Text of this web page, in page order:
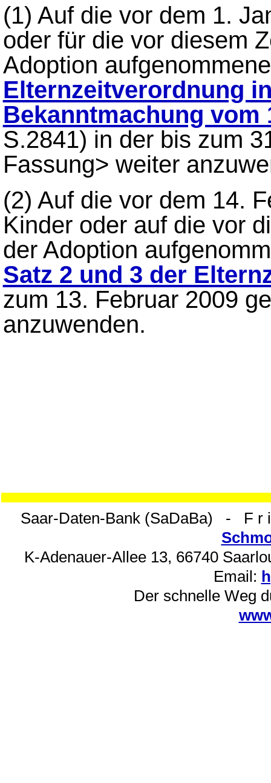
(1) Auf die vor dem 1.
oder für die vor diesem
Adoption
Elternzeitverordnung
Bekanntmachung vom
S.2841) in der bis zum
Fassung> weiter
(2) Auf die vor dem 14.
Kinder oder auf die vor
der Adoption
Satz 2 und 3 der
zum 13. Februar 2009
anzuwenden.
Saar-Daten-Bank (SaDaBa) - F
K-Adenauer-Allee 13, 66740
Email:
Der schnelle Weg